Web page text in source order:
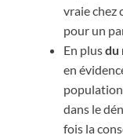
vraie chez
pour un
En plusdu
en
dans le
fois la